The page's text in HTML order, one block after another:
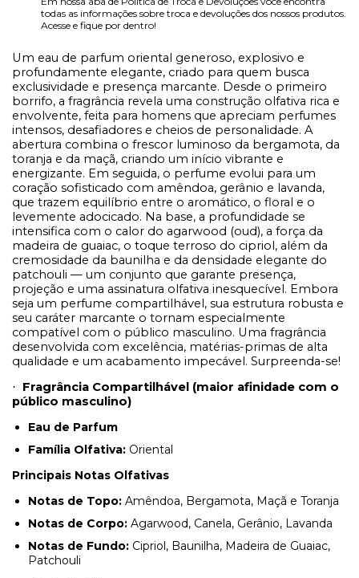
todas as informações sobre troca e devoluções dos nossos produtos.
Acesse e fique por dentro!
Um eau de parfum oriental generoso, explosivo e
profundamente elegante, criado para quem busca
exclusividade e presença marcante. Desde o primeiro
borrifo, a fragrância revela uma construção olfativa rica e
envolvente, feita para homens que apreciam perfumes
intensos, desafiadores e cheios de personalidade. A
abertura combina o frescor luminoso da bergamota, da
toranja e da maçã, criando um início vibrante e
energizante. Em seguida, o perfume evolui para um
coração sofisticado com amêndoa, gerânio e lavanda,
que trazem equilíbrio entre o aromático, o floral e o
levemente adocicado. Na base, a profundidade se
intensifica com o calor do agarwood (oud), a força da
madeira de guaiac, o toque terroso do cipriol, além da
cremosidade da baunilha e da densidade elegante do
patchouli — um conjunto que garante presença,
projeção e uma assinatura olfativa inesquecível. Embora
seja um perfume compartilhável, sua estrutura robusta e
seu caráter marcante o tornam especialmente
compatível com o público masculino. Uma fragrância
desenvolvida com excelência, matérias-primas de alta
qualidade e um acabamento impecável. Surpreenda-se!
·
Fragrância Compartilhável (maior afinidade com o
público masculino)
Eau de Parfum
Família Olfativa: Oriental
Principais Notas Olfativas
Notas de Topo: Amêndoa, Bergamota, Maçã e Toranja
Notas de Corpo: Agarwood, Canela, Gerânio, Lavanda
Notas de Fundo: Cipriol, Baunilha, Madeira de Guaiac,
Patchouli